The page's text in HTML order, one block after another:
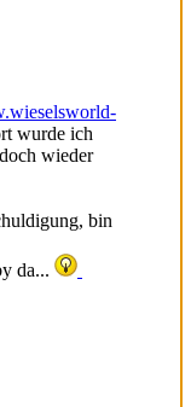
wurde ich
wieder
bin
da...